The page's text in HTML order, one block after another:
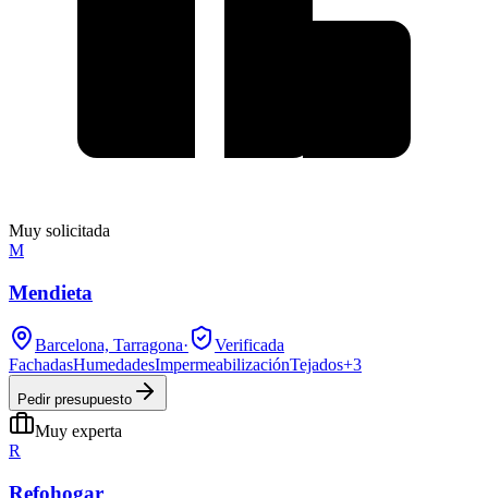
Muy solicitada
M
Mendieta
Barcelona, Tarragona·
Verificada
FachadasHumedadesImpermeabilizaciónTejados+3
Pedir presupuesto
Muy experta
R
Refohogar